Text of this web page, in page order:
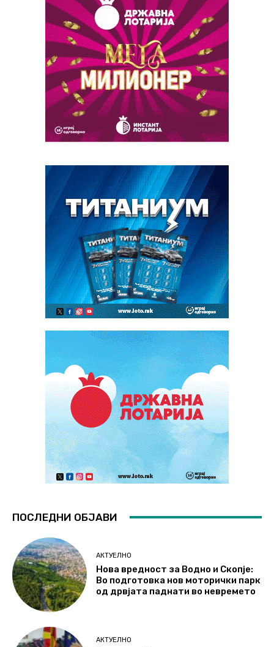
ПОСЛЕДНИ ОБЈАВИ
АКТУЕЛНО
Нова вредност за Водно и Скопје:
Во подготовка нов моторички парк
од дрвјата паднати во невремето
АКТУЕЛНО